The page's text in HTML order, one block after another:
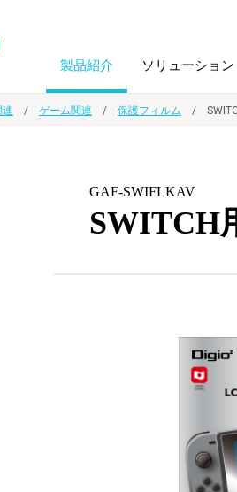
製品紹介
ノート・紙製品
ソリューション
ィ制作
グサービス
連 ゲーム関連 保護フィルム
GAF-SWIFLKAV
SWITCH